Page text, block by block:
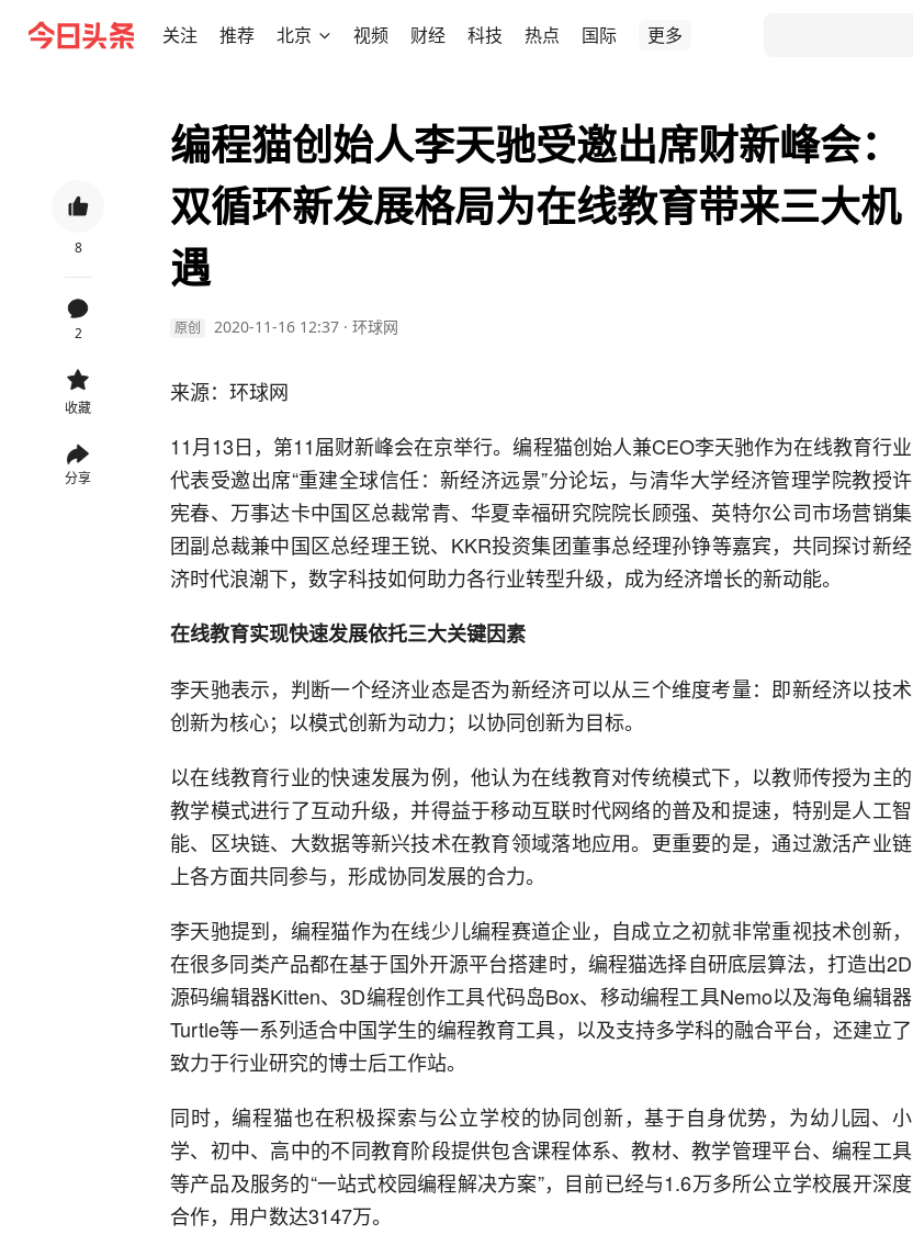
关注 推荐 北京 视频 财经 科技 热点 国际 更多
8
2
收藏
分享
编程猫创始人李天驰受邀出席财新峰会：
双循环新发展格局为在线教育带来三大机
遇
原创 2020-11-16 12:37 · 环球网
来源：环球网
11月13日，第11届财新峰会在京举行。编程猫创始人兼CEO李天驰作为在线教育行业
代表受邀出席“重建全球信任：新经济远景”分论坛，与清华大学经济管理学院教授许
宪春、万事达卡中国区总裁常青、华夏幸福研究院院长顾强、英特尔公司市场营销集
团副总裁兼中国区总经理王锐、KKR投资集团董事总经理孙铮等嘉宾，共同探讨新经
济时代浪潮下，数字科技如何助力各行业转型升级，成为经济增长的新动能。
在线教育实现快速发展依托三大关键因素
李天驰表示，判断一个经济业态是否为新经济可以从三个维度考量：即新经济以技术
创新为核心；以模式创新为动力；以协同创新为目标。
以在线教育行业的快速发展为例，他认为在线教育对传统模式下，以教师传授为主的
教学模式进行了互动升级，并得益于移动互联时代网络的普及和提速，特别是人工智
能、区块链、大数据等新兴技术在教育领域落地应用。更重要的是，通过激活产业链
上各方面共同参与，形成协同发展的合力。
李天驰提到，编程猫作为在线少儿编程赛道企业，自成立之初就非常重视技术创新，
在很多同类产品都在基于国外开源平台搭建时，编程猫选择自研底层算法，打造出2D
源码编辑器Kitten、3D编程创作工具代码岛Box、移动编程工具Nemo以及海龟编辑器
Turtle等一系列适合中国学生的编程教育工具，以及支持多学科的融合平台，还建立了
致力于行业研究的博士后工作站。
同时，编程猫也在积极探索与公立学校的协同创新，基于自身优势，为幼儿园、小
学、初中、高中的不同教育阶段提供包含课程体系、教材、教学管理平台、编程工具
等产品及服务的“一站式校园编程解决方案”，目前已经与1.6万多所公立学校展开深度
合作，用户数达3147万。